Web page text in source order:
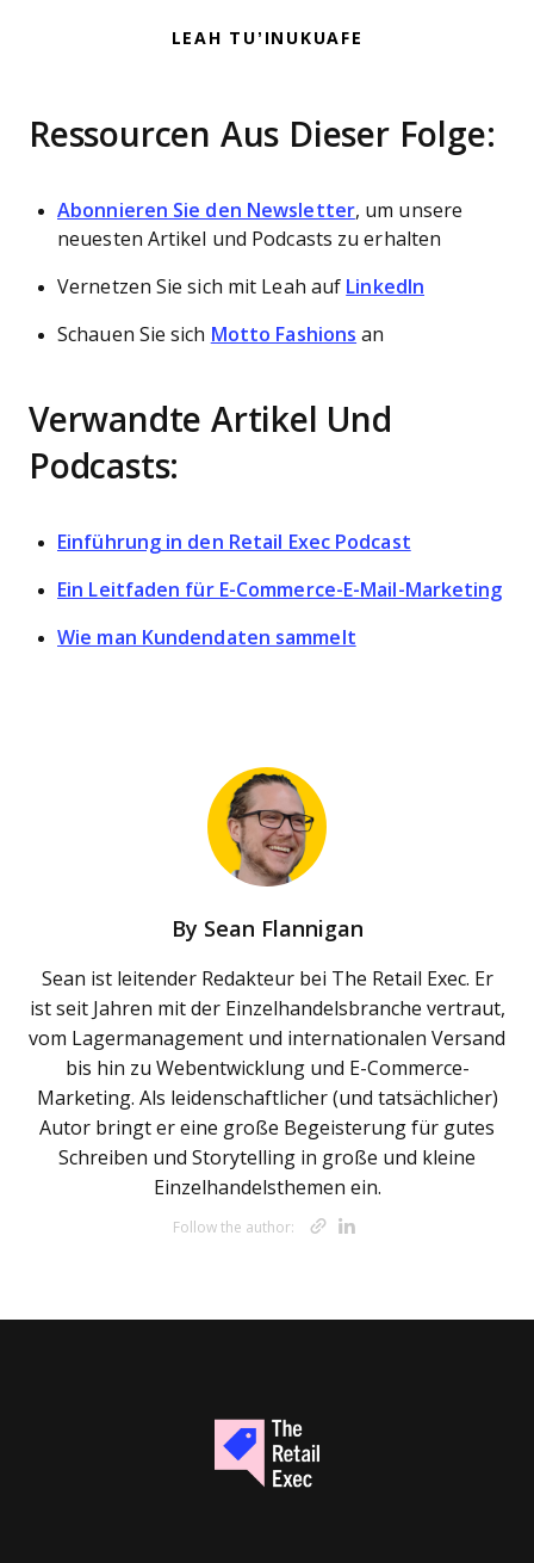
LEAH TU’INUKUAFE
Ressourcen Aus Dieser Folge:
Abonnieren Sie den Newsletter, um unsere
neuesten Artikel und Podcasts zu erhalten
Vernetzen Sie sich mit Leah auf LinkedIn
Schauen Sie sich Motto Fashions an
Verwandte Artikel Und
Podcasts:
Einführung in den Retail Exec Podcast
Ein Leitfaden für E-Commerce-E-Mail-Marketing
Wie man Kundendaten sammelt
By Sean Flannigan
Sean ist leitender Redakteur bei The Retail Exec. Er
ist seit Jahren mit der Einzelhandelsbranche vertraut,
vom Lagermanagement und internationalen Versand
bis hin zu Webentwicklung und E-Commerce-
Marketing. Als leidenschaftlicher (und tatsächlicher)
Autor bringt er eine große Begeisterung für gutes
Schreiben und Storytelling in große und kleine
Einzelhandelsthemen ein.
Follow the author: Opens new